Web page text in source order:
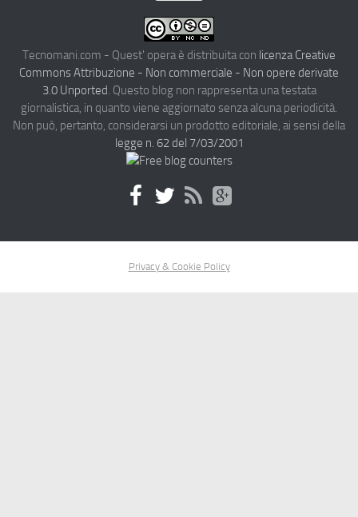
Tecnomani.com - Quest' opera è distribuita con licenza Creative
Commons Attribuzione - Non commerciale - Non opere derivate
3.0 Unported. Questo blog non rappresenta una testata
giornalistica, in quanto viene aggiornato senza alcuna periodicità.
Non può, pertanto, considerarsi un prodotto editoriale, ai sensi della
legge n. 62 del 7/03/2001
Privacy & Cookie Policy